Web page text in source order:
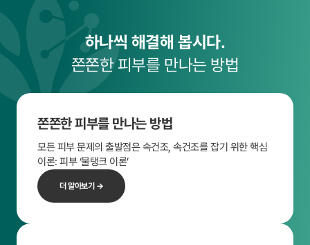
하나씩 해결해 봅시다.
쫀쫀한 피부를 만나는 방법
쫀쫀한 피부를 만나는 방법
모든 피부 문제의 출발점은 속건조, 속건조를 잡기 위한핵심
이론: 피부 ‘물탱크 이론’
더 알아보기 →